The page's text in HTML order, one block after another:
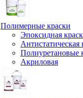
Полимерные краски
Эпоксидная
Антистатическая
Полиуретановые
Акриловая